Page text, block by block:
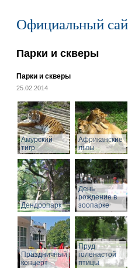
Официальный
Парки и скверы
Парки и скверы
25.02.2014
Амурский
тигр
Африканские
львы
Дендропарк
День
рождение в
зоопарке
Праздничный
концерт
Пруд
голенастой
птицы